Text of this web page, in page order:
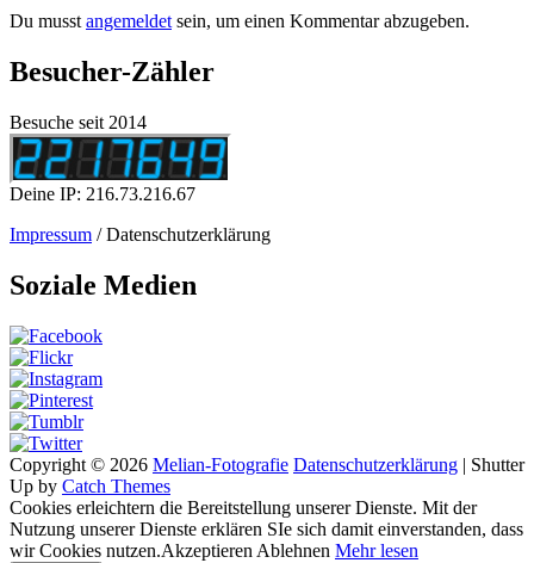
Du musst angemeldet sein, um einen Kommentar abzugeben.
Besucher-Zähler
Besuche seit 2014
Deine IP: 216.73.216.67
Impressum / Datenschutzerklärung
Soziale Medien
Copyright © 2026 Melian-Fotografie Datenschutzerklärung | Shutter
Up by Catch Themes
Cookies erleichtern die Bereitstellung unserer Dienste. Mit der
Nutzung unserer Dienste erklären SIe sich damit einverstanden, dass
wir Cookies nutzen.Akzeptieren Ablehnen Mehr lesen